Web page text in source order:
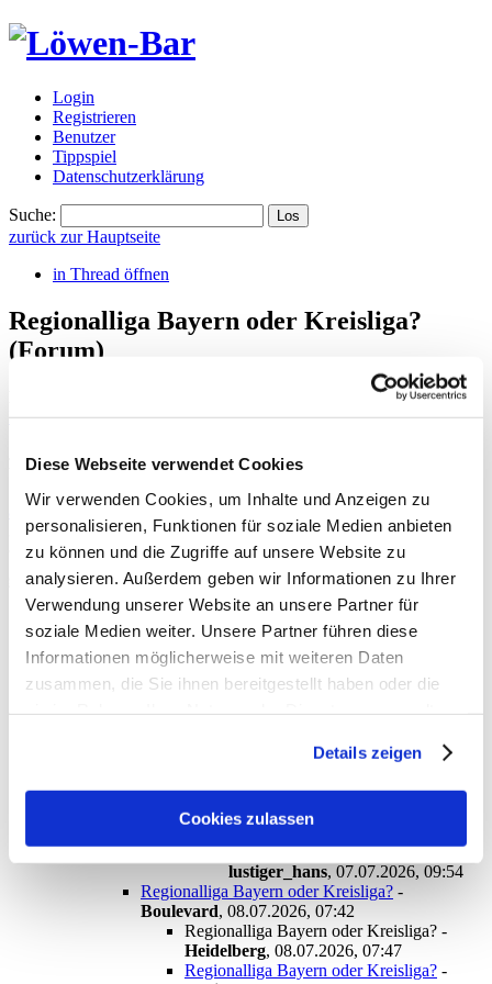
Diese Webseite verwendet Cookies
Wir verwenden Cookies, um Inhalte und Anzeigen zu
personalisieren, Funktionen für soziale Medien anbieten
zu können und die Zugriffe auf unsere Website zu
analysieren. Außerdem geben wir Informationen zu Ihrer
Verwendung unserer Website an unsere Partner für
soziale Medien weiter. Unsere Partner führen diese
Informationen möglicherweise mit weiteren Daten
zusammen, die Sie ihnen bereitgestellt haben oder die
Sie unsere Webseite weiterhin nutzen.
Details zeigen
Cookies zulassen
Login
Registrieren
Benutzer
Tippspiel
Datenschutzerklärung
Suche:
zurück zur Hauptseite
in Thread öffnen
Regionalliga Bayern oder Kreisliga?
(Forum)
(vor 31 Tagen) @
Boulevard
Ja, es nervt. Da werden Narrative geschaffen, aber dieser
Verantwortung wollen sich diese Herren nicht bewusst sein.
antworten
383 Views
gesamter Thread:
RSS-Feed dieser Diskussion
Die künftigen Löwen-Gegner in der Regionalliga Bayern
Presseumschau
07.07.2026, 06:59
Die künftigen Löwen-Gegner in der Regionalliga
Bayern-Kraiburger,07.07.2026, 07:28
07.07.2026, 09:21
Regionalliga Bayern-Fred,07.07.2026,
09:32
Regionalliga Bayern-
lustiger_hans, 07.07.2026, 09:54
Regionalliga Bayern oder Kreisliga? -
Boulevard, 08.07.2026, 07:42
Regionalliga Bayern oder Kreisliga? -
Heidelberg, 08.07.2026, 07:47
Regionalliga Bayern oder Kreisliga? -